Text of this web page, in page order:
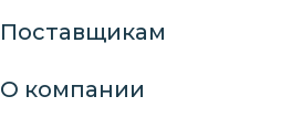
Поставщикам
О компании